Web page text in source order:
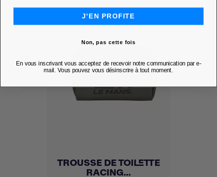
TROUSSE DE TOILETTE
RACING...
J'EN PROFITE
Non, pas cette fois
En vous inscrivant vous acceptez de recevoir notre communication par e-
mail. Vous pouvez vous désinscrire à tout moment.